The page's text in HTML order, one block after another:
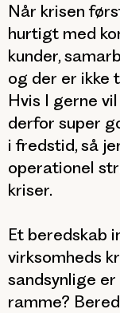
Når krisen
hurtigt med
kunder,
og der er ikke
Hvis I gerne
derfor super
i fredstid, så
operationel
kriser.
Et beredskab
virksomheds
sandsynlige
ramme?